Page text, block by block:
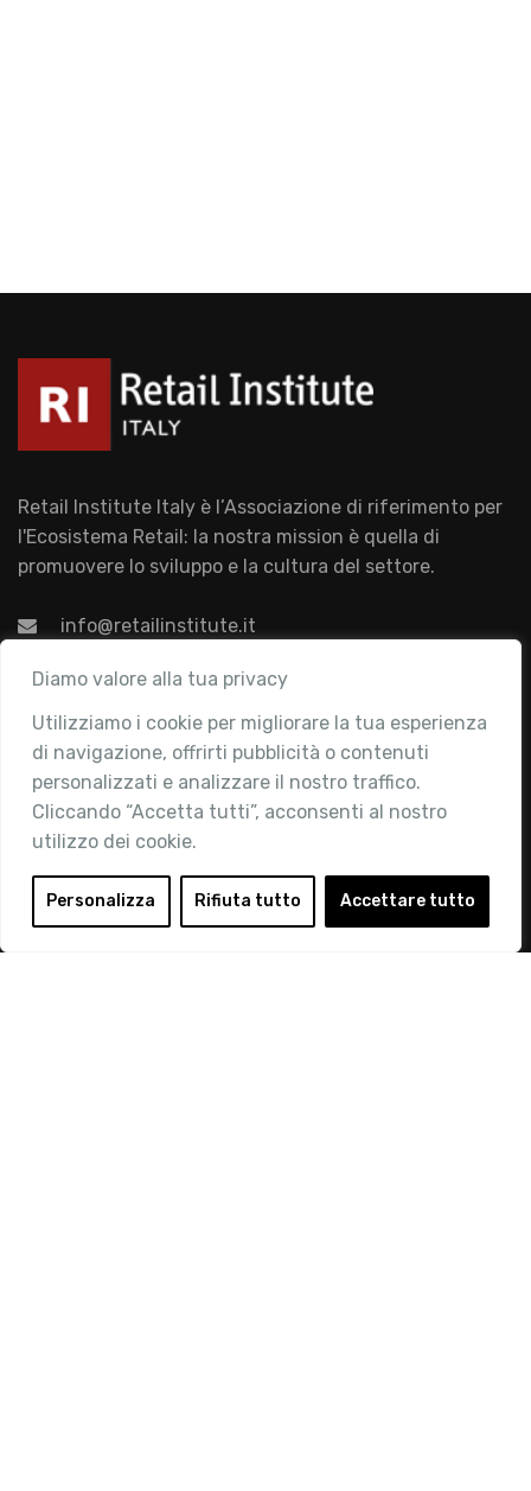
Diamo valore alla tua privacy
Utilizziamo i cookie per migliorare la tua esperienza
di navigazione, offrirti pubblicità o contenuti
personalizzati e analizzare il nostro traffico.
Cliccando “Accetta tutti”, acconsenti al nostro
utilizzo dei cookie.
Personalizza Rifiuta tutto Accettare tutto
Retail Institute Italy è l’Associazione di riferimento per
l'Ecosistema Retail: la nostra mission è quella di
promuovere lo sviluppo e la cultura del settore.
info@retailinstitute.it
Associazione
Chi siamo
Attività
Contatti
Area Riservata
Login
Diventa Socio